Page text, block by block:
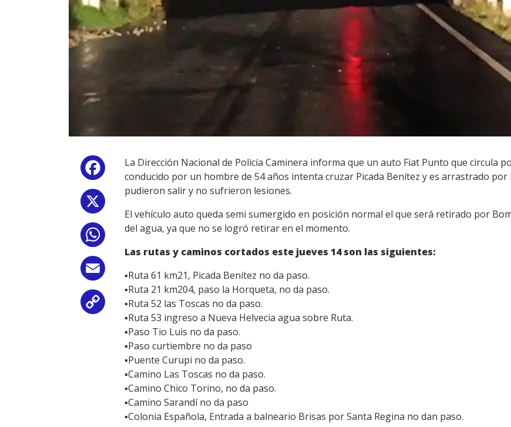
Facebook
WhatsApp
Email
Copy
Link
La Dirección Nacional de Policía Caminera informa que un auto Fiat Punto que circula
conducido por un hombre de 54 años intenta cruzar Picada Benítez y es arrastrado
pudieron salir y no sufrieron lesiones.
El vehículo auto queda semi sumergido en posición normal el que será retirado por
del agua, ya que no se logró retirar en el momento.
Las rutas y caminos cortados este jueves 14 son las siguientes:
▪Ruta 61 km21, Picada Benítez no da paso.
▪Ruta 21 km204, paso la Horqueta, no da paso.
▪Ruta 52 las Toscas no da paso.
▪Ruta 53 ingreso a Nueva Helvecia agua sobre Ruta.
▪Paso Tio Luis no da paso.
▪Paso curtiembre no da paso
▪Puente Curupi no da paso.
▪Camino Las Toscas no da paso.
▪Camino Chico Torino, no da paso.
▪Camino Sarandí no da paso
▪Colonia Española, Entrada a balneario Brisas por Santa Regina no dan paso.